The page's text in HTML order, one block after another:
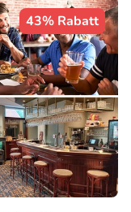
43% Rabatt